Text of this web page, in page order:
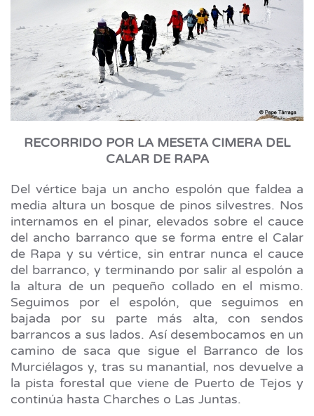
RECORRIDO POR LA MESETA CIMERA DEL
CALAR DE RAPA
Del vértice baja un ancho espolón que faldea a
media altura un bosque de pinos silvestres. Nos
internamos en el pinar, elevados sobre el cauce
del ancho barranco que se forma entre el Calar
de Rapa y su vértice, sin entrar nunca el cauce
del barranco, y terminando por salir al espolón a
la altura de un pequeño collado en el mismo.
Seguimos por el espolón, que seguimos en
bajada por su parte más alta, con sendos
barrancos a sus lados. Así desembocamos en un
camino de saca que sigue el Barranco de los
Murciélagos y, tras su manantial, nos devuelve a
la pista forestal que viene de Puerto de Tejos y
continúa hasta Charches o Las Juntas.